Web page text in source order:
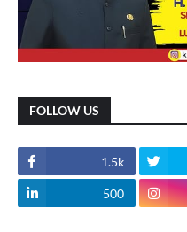
FOLLOW US
1.5k
500